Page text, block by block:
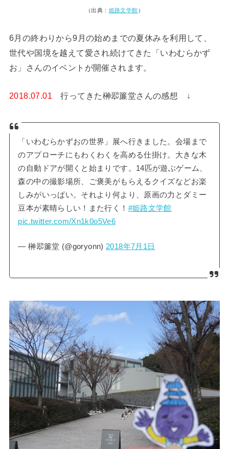
（出典： 姫路文学館 ）
6月の終わりから9月の始めまでの夏休みを利用して、
世代や国境を越えて愛され続けてきた「いわむらかず
お」さんのイベントが開催されます。
2018.07.01 行ってきた榊翆簾堂さんの感想 ↓
「いわむらかずおの世界」展へ行きました。会場まで
のアプローチにもわくわくを高める仕掛け。大きな木
の自動ドアが開くと始まりです。14匹が遊ぶゲーム、
森の中の撮影場所、ご褒美がもらえるクイズなどお楽
しみがいっぱい。それより何より、原画の力とダミー
豆本が素晴らしい！また行く！ #姫路文学館
pic.twitter.com/Xn1k0o5Ve6
— 榊翆簾堂 (@goryonn)2018年7月1日